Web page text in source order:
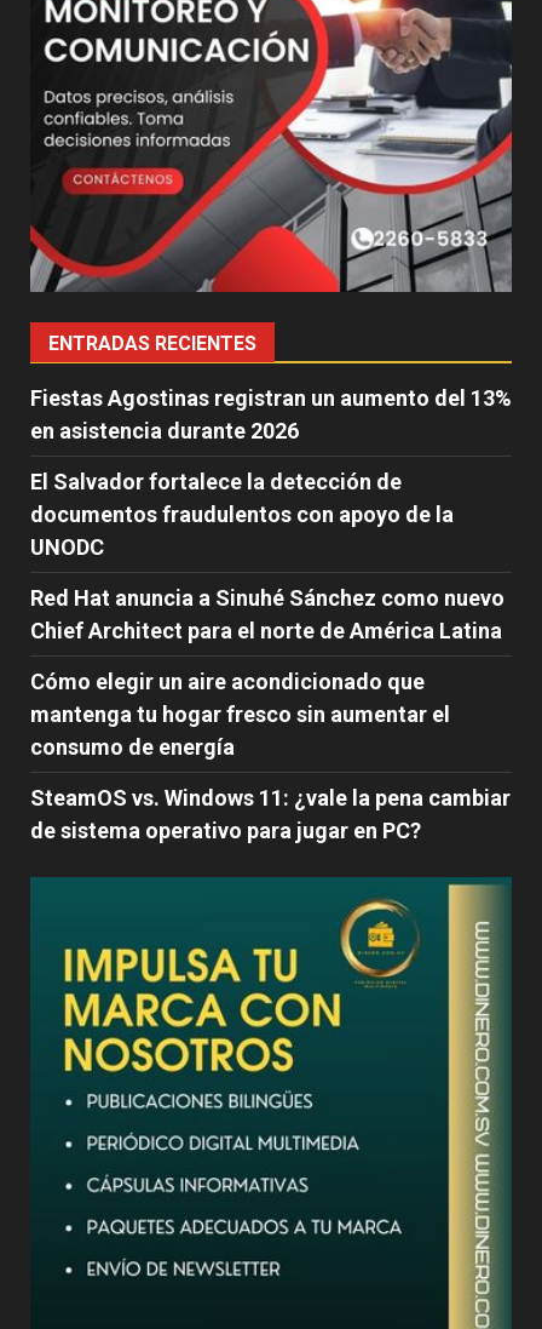
ENTRADAS RECIENTES
Fiestas Agostinas registran un aumento del 13%
en asistencia durante 2026
El Salvador fortalece la detección de
documentos fraudulentos con apoyo de la
UNODC
Red Hat anuncia a Sinuhé Sánchez como nuevo
Chief Architect para el norte de América Latina
Cómo elegir un aire acondicionado que
mantenga tu hogar fresco sin aumentar el
consumo de energía
SteamOS vs. Windows 11: ¿vale la pena cambiar
de sistema operativo para jugar en PC?